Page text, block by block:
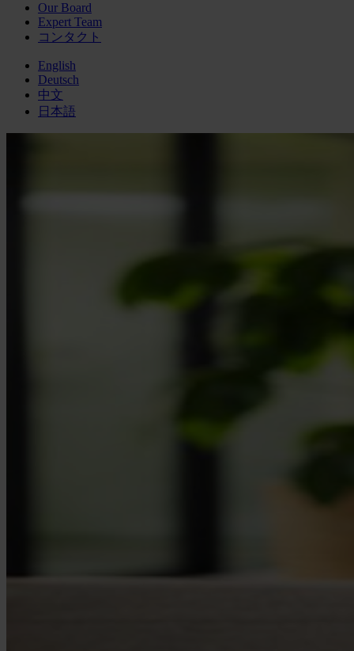
Our Board
Expert Team
コンタクト
English
Deutsch
中文
日本語